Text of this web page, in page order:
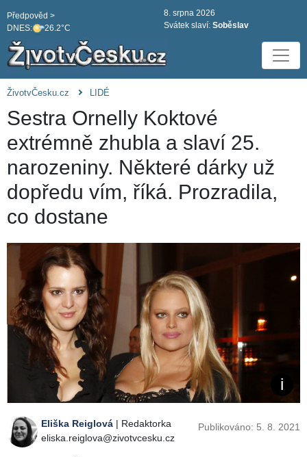
DNES: 26.2°C
Předpověd >
8. srpna 2026
Svátek slaví: Soběslav
ŽivotvČesku.cz LIDÉ
Sestra Ornelly Koktové
extrémně zhubla a slaví 25.
narozeniny. Některé dárky už
dopředu vím, říká. Prozradila,
co dostane
Eliška Reiglová | Redaktorka
eliska.reiglova@zivotvcesku.cz
Publikováno: 5. 8. 2021